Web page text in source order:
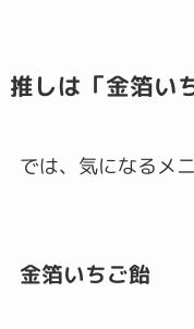
推しは「金箔い
では、気になるメ
金箔いちご飴